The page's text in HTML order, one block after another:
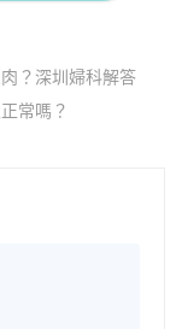
？深圳婦科解答
常嗎？